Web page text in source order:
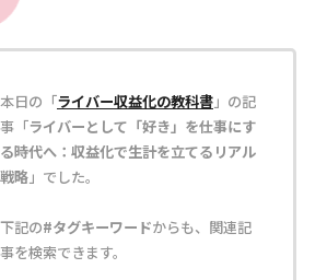
本日の「ライバー収益化の教科書」の記
事「ライバーとして「好き」を仕事にす
る時代へ：収益化で生計を立てるリアル
戦略」でした。
下記の#タグキーワードからも、関連記
事を検索できます。